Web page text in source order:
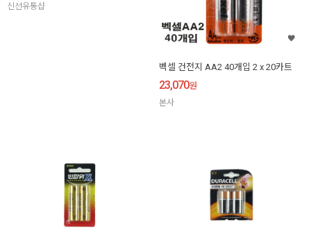
신선유통샵
벡셀 건전지 AA2 40개입 2 x 20카트
23,070원
본사